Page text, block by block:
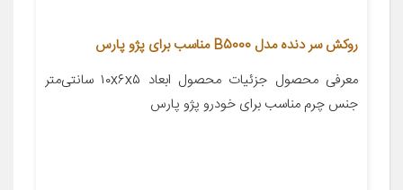
روکش سر دنده مدل B5000 مناسب برای پژو پارس
معرفی محصول جزئیات محصول ابعاد ۱۰x۶x۵ سانتی‌متر
جنس چرم مناسب برای خودرو پژو پارس